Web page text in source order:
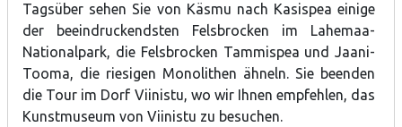
Tagsüber sehen Sie von Käsmu nach Kasispea einige
der beeindruckendsten Felsbrocken im Lahemaa-
Nationalpark, die Felsbrocken Tammispea und Jaani-
Tooma, die riesigen Monolithen ähneln. Sie beenden
die Tour im Dorf Viinistu, wo wir Ihnen empfehlen, das
Kunstmuseum von Viinistu zu besuchen.